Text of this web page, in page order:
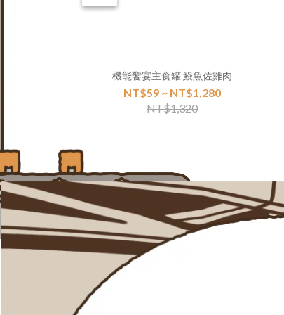
機能饗宴主食罐 鰻魚佐雞肉
NT$59 ~ NT$1,280
NT$1,320